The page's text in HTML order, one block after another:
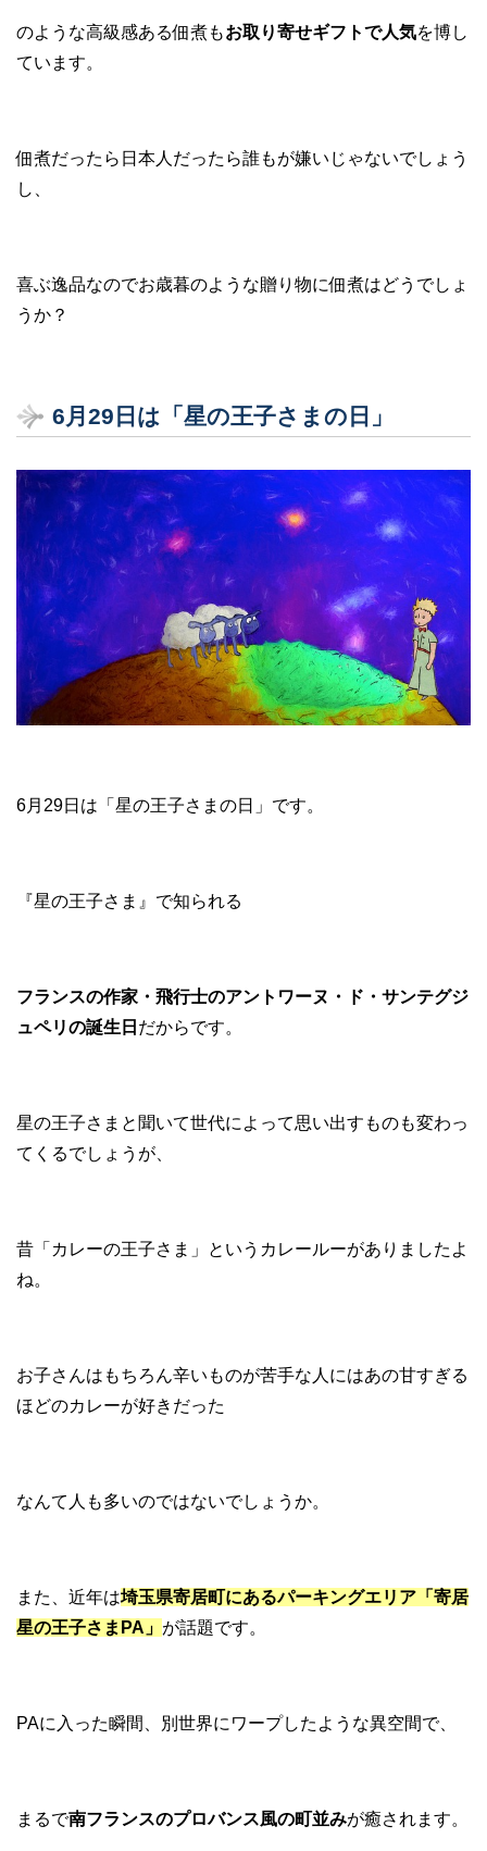
のような高級感ある佃煮もお取り寄せギフトで人気を博し
ています。
佃煮だったら日本人だったら誰もが嫌いじゃないでしょう
し、
喜ぶ逸品なのでお歳暮のような贈り物に佃煮はどうでしょ
うか？
6月29日は「星の王子さまの日」
6月29日は「星の王子さまの日」です。
『星の王子さま』で知られる
フランスの作家・飛行士のアントワーヌ・ド・サンテグジ
ュペリの誕生日 だからです。
星の王子さまと聞いて世代によって思い出すものも変わっ
てくるでしょうが、
昔「カレーの王子さま」というカレールーがありましたよ
ね。
お子さんはもちろん辛いものが苦手な人にはあの甘すぎる
ほどのカレーが好きだった
なんて人も多いのではないでしょうか。
また、近年は埼玉県寄居町にあるパーキングエリア「寄居
星の王子さまPA」 が話題です。
PAに入った瞬間、別世界にワープしたような異空間で、
まるで南フランスのプロバンス風の町並みが癒されます。